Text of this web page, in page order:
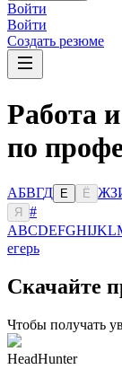
Войти
Войти
Создать резюме
Работа
по
АБВГД Е Ё ЖЗ
Я
#
ABCDEFGHIJKL
егерь
Скачайте
Чтобы получать
HeadHunter